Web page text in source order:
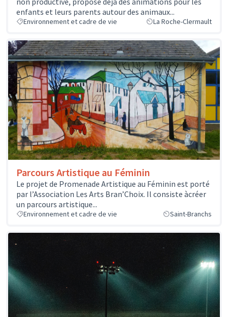
enfants et leurs parents autour des animaux...
Environnement et cadre de vie La Roche-Clermault
Parcours Artistique au Féminin
Le projet de Promenade Artistique au Féminin est porté
par l’Association Les Arts Bran’Choix. Il consiste àcréer
un parcours artistique...
Environnement et cadre de vie Saint-Branchs